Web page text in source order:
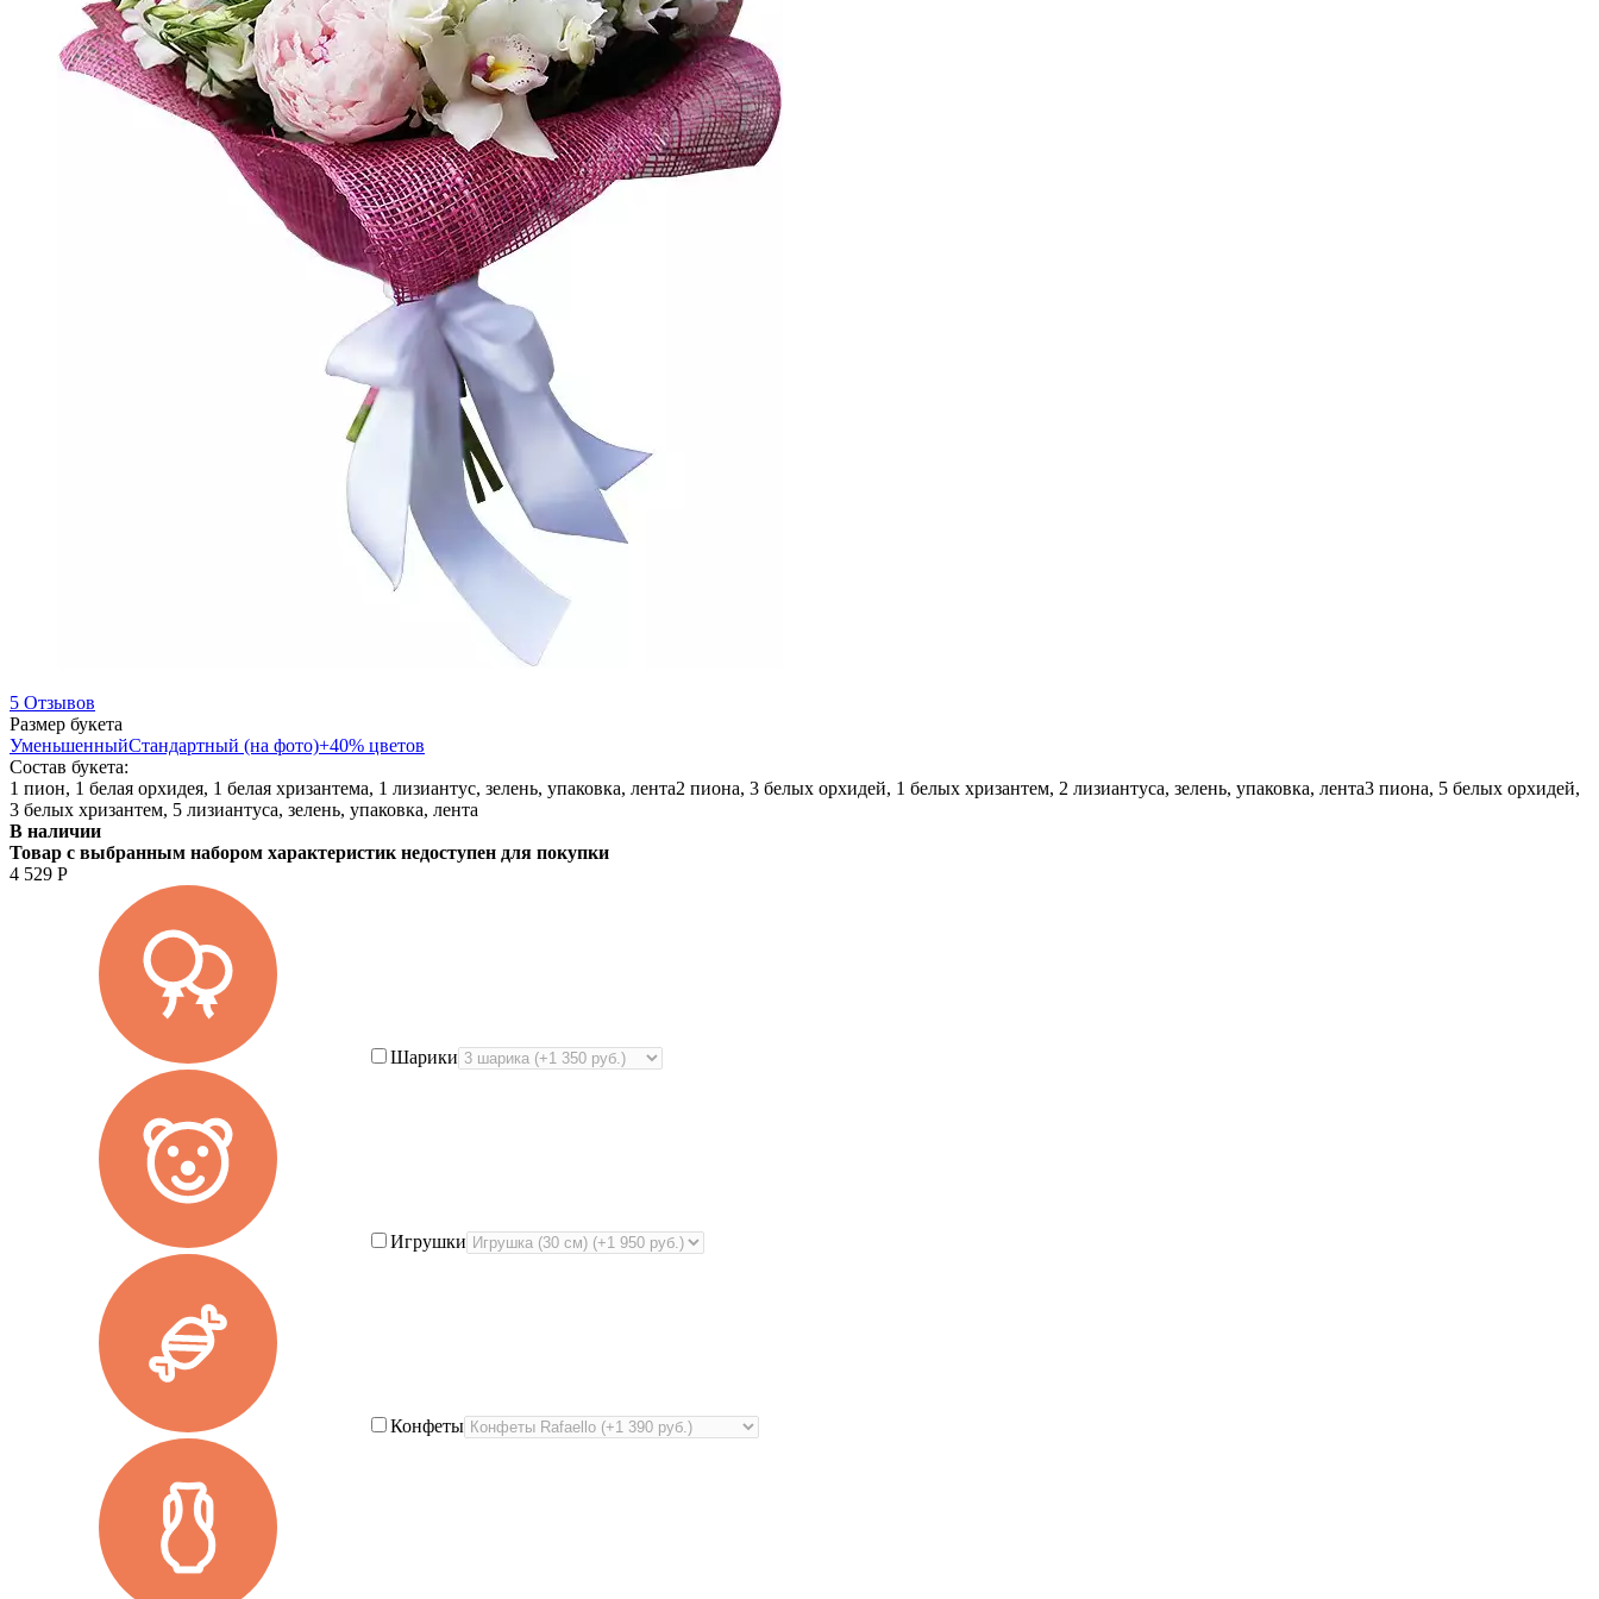
5 Отзывов
Размер букета
УменьшенныйСтандартный (на фото)+40% цветов
Состав букета:
1 пион, 1 белая орхидея, 1 белая хризантема, 1 лизиантус, зелень, упаковка, лента2 пиона, 3 белых орхидей, 1 белых хризантем, 2 лизиантуса, зелень, упаковка, лента3 пиона, 5 белых орхидей,
3 белых хризантем, 5 лизиантуса, зелень, упаковка, лента
В наличии
Товар с выбранным набором характеристик недоступен для покупки
4 529 Р
Шарики
Игрушки
Конфеты